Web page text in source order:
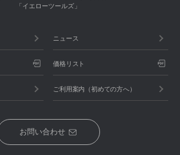
「イエローツールズ」
ニュース
価格リスト
ご利用案内（初めての方へ）
お問い合わせ